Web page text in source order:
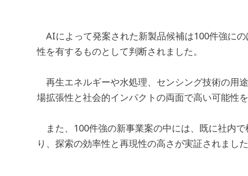
AIによって発案された新製品候補は100件強に
性を有するものとして判断されました。
再生エネルギーや水処理、センシング技術の用
場拡張性と社会的インパクトの両面で高い可能性を
また、100件強の新事業案の中には、既に社内
り、探索の効率性と再現性の高さが実証されました